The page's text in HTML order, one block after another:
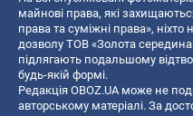
майнові права, які
права та суміжні права»,
дозволу ТОВ «Золота
підлягають подальшому
будь-якій формі.
Редакція OBOZ.UA може не
авторському матеріалі. За